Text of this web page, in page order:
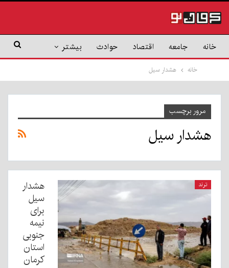
خانه جامعه اقتصاد حوادث بیشتر
خانه هشدار سیل
مرور برچسب
هشدار سیل
ترند
هشدار
سیل
برای
نیمه
جنوبی
استان
کرمان